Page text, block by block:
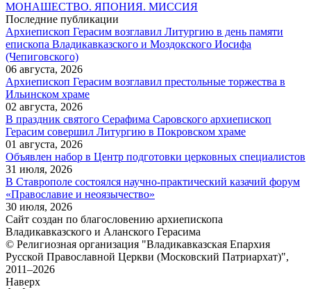
МОНАШЕСТВО. ЯПОНИЯ. МИССИЯ
Последние публикации
Архиепископ Герасим возглавил Литургию в день памяти
епископа Владикавказского и Моздокского Иосифа
(Чепиговского)
06 августа, 2026
Архиепископ Герасим возглавил престольные торжества в
Ильинском храме
02 августа, 2026
В праздник святого Серафима Саровского архиепископ
Герасим совершил Литургию в Покровском храме
01 августа, 2026
Объявлен набор в Центр подготовки церковных специалистов
31 июля, 2026
В Ставрополе состоялся научно-практический казачий форум
«Православие и неоязычество»
30 июля, 2026
Сайт создан по благословению архиепископа
Владикавказского и Аланского Герасима
© Религиозная организация "Владикавказская Епархия
Русской Православной Церкви (Московский Патриархат)",
2011–2026
Наверх